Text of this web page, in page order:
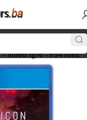
Video igre - PS4 IGRE